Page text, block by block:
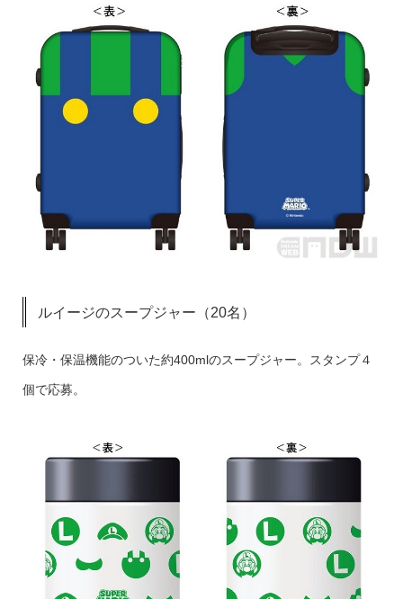
ルイージのスープジャー（20名）
保冷・保温機能のついた約400mlのスープジャー。スタンプ４
個で応募。